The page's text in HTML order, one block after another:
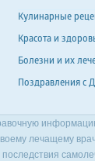
Кулинарные
Красота и
Болезни и их
Поздравления с
лечащему